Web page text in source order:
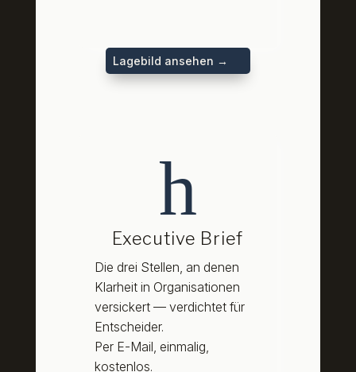
Lagebild ansehen →
h
Executive Brief
Die drei Stellen, an denen
Klarheit in Organisationen
versickert — verdichtet für
Entscheider.
Per E-Mail, einmalig,
kostenlos.